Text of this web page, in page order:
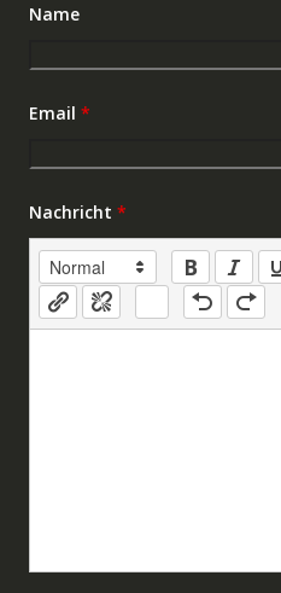
Name
Email *
Nachricht *